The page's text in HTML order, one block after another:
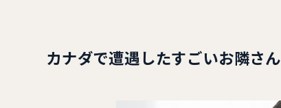
カナダで遭遇したすごいお隣さん